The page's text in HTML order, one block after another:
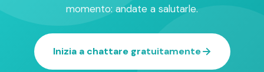
momento: andate a salutarle.
Inizia a chattare gratuitamente